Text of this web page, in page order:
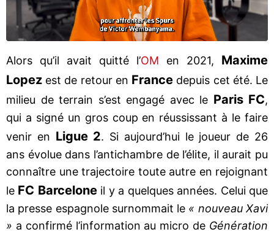
Alors qu’il avait quitté l’OM en 2021, Maxime
Lopez est de retour en France depuis cet été. Le
milieu de terrain s’est engagé avec le Paris FC,
qui a signé un gros coup en réussissant à le faire
venir en Ligue 2. Si aujourd’hui le joueur de 26
ans évolue dans l’antichambre de l’élite, il aurait pu
connaître une trajectoire toute autre en rejoignant
le FC Barceloneil y a quelques années. Celui que
la presse espagnole surnommait le « nouveau Xavi
» a confirmé l’information au micro de Génération